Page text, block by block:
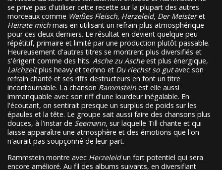
se prive pas d'utiliser cette recette sur la plupart des autres
morceaux comme Weißes Fleisch, Herzeleid, Der Meisteret
Heirate mich mais en utilisant un refrain plus atmosphérique
pour ces deux derniers. Le résultat en devient quelque peu
répétitif, primaire et limité par une production plutôt passable.
Heureusement d'autres titres se montrent plus diversifiés et
s'érigent comme des hits. Asche zu Ascheest plus énergique,
Laichzeitplus heavy et techno et Du riechst so gutavec son
refrain chanté et ses riffs destructeurs en font un titre
incontournable. La chanson Rammstein est elle aussi
immanquable avec son riff d'une lourdeur inégalable. En
l'écoutant, on sentirait presque un surplus de poids sur les
épaules et la tête. Le groupe sait aussi faire des chansons plus
douces, à l'instar de Seemann, sur laquelle Till chante et qui
laisse apparaître une atmosphère et des émotions que l'on
n'aurait pas soupçonné de leur part.
Rammstein montre avec Herzeleidun fort potentiel qui sera
encore amélioré. Au fil des albums suivants, en diversifiant